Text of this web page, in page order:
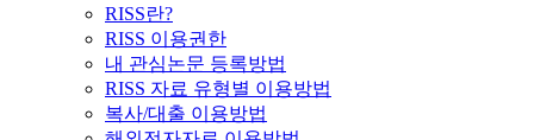
RISS란?
RISS 이용권한
내 관심논문 등록방법
RISS 자료 유형별 이용방법
복사/대출 이용방법